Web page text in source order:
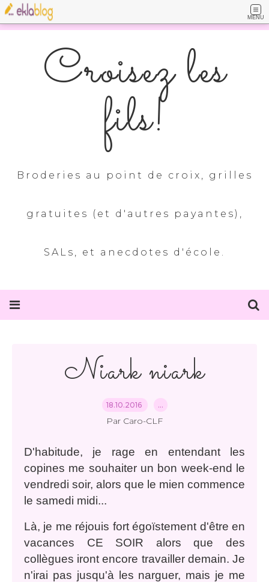
MENU
Croisez les
fils!
Broderies au point de croix, grilles
gratuites (et d'autres payantes),
SALs, et anecdotes d'école.
Niark niark
18.10.2016 …
Par Caro-CLF
D'habitude, je rage en entendant les
copines me souhaiter un bon week-end le
vendredi soir, alors que le mien commence
le samedi midi...
Là, je me réjouis fort égoïstement d'être en
vacances CE SOIR alors que des
collègues iront encore travailler demain. Je
n'irai pas jusqu'à les narguer, mais je me